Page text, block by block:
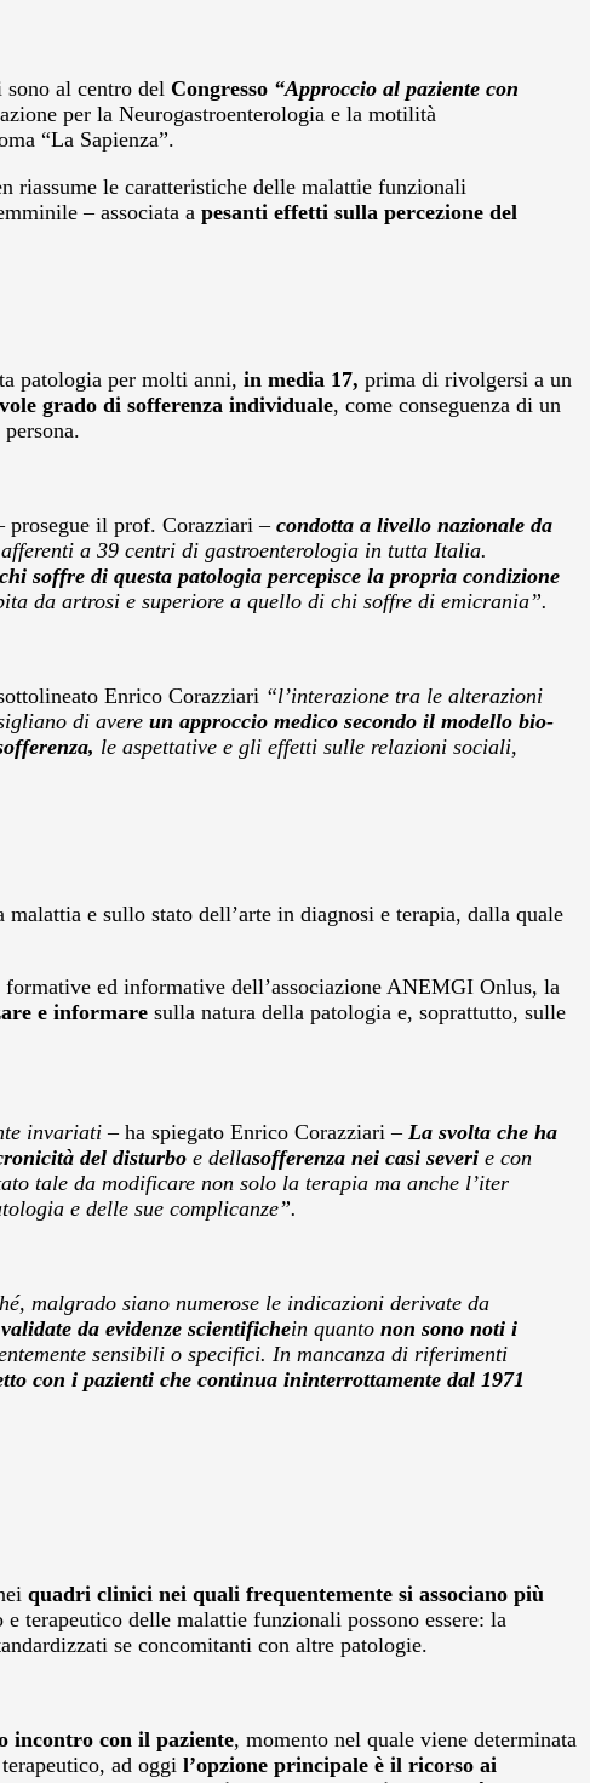
al centro del Congresso “Approccio al paziente con
per la Neurogastroenterologia e la motilità
“La Sapienza”.
riassume le caratteristiche delle malattie funzionali
– associata a pesanti effetti sulla percezione del
patologia per molti anni, in media 17, prima di rivolgersi a un
grado di sofferenza individuale, come conseguenza di un
prosegue il prof. Corazziari – condotta a livello nazionale da
a 39 centri di gastroenterologia in tutta Italia.
soffre di questa patologia percepisce la propria condizione
da artrosi e superiore a quello di chi soffre di emicrania”.
Enrico Corazziari “l’interazione tra le alterazioni
di avere un approccio medico secondo il modello bio-
le aspettative e gli effetti sulle relazioni sociali,
e sullo stato dell’arte in diagnosi e terapia, dalla quale
ed informative dell’associazione ANEMGI Onlus, la
e informare sulla natura della patologia e, soprattutto, sulle
invariati– ha spiegato Enrico Corazziari – La svolta che ha
del disturbo e dellasofferenza nei casi severi e con
tale da modificare non solo la terapia ma anche l’iter
e delle sue complicanze”.
malgrado siano numerose le indicazioni derivate da
da evidenze scientifichein quanto non sono noti i
sensibili o specifici. In mancanza di riferimenti
con i pazienti che continua ininterrottamente dal 1971
quadri clinici nei quali frequentemente si associano più
terapeutico delle malattie funzionali possono essere: la
se concomitanti con altre patologie.
incontro con il paziente, momento nel quale viene determinata
ad oggi l’opzione principale è il ricorso ai